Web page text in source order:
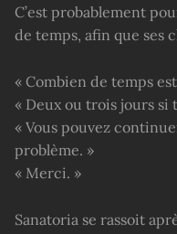
C’est probablement
de temps, afin que ses
« Combien de temps
« Deux ou trois jours si
« Vous pouvez
problème. »
« Merci. »
Sanatoria se rassoit